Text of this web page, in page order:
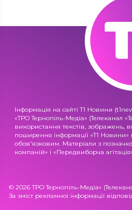
Інформація на сайті Т1 Новини
«ТРО Тернопіль-Медіа» (Телеканал
використання текстів, зображень,
поширення інформації «Т1 Новини»
обов'язковим. Матеріали з
компаній» і «Передвиборча
© 2026 ТРО Тернопіль-Медіа»
За зміст рекламної інформації